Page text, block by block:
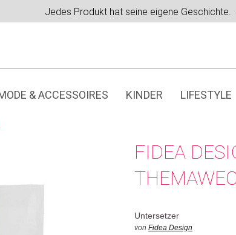
Jedes Produkt hat seine eigene Geschichte.
& ACCESSOIRES KINDER LIFESTYLE
FIDEA
Untersetzer
von Fidea Design